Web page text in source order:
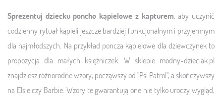
Sprezentuj dziecku poncho kąpielowe z kapturem, aby uczynić
codzienny rytuał kąpieli jeszcze bardziej funkcjonalnym i przyjemnym
dla najmłodszych. Na przykład poncza kąpielowe dla dziewczynek to
propozycja dla małych księżniczek. W sklepie modny-dzieciak.pl
znajdziesz różnorodne wzory, począwszy od "Psi Patrol", a skończywszy
na Elsie czy Barbie. Wzory te gwarantują one nie tylko uroczy wygląd,